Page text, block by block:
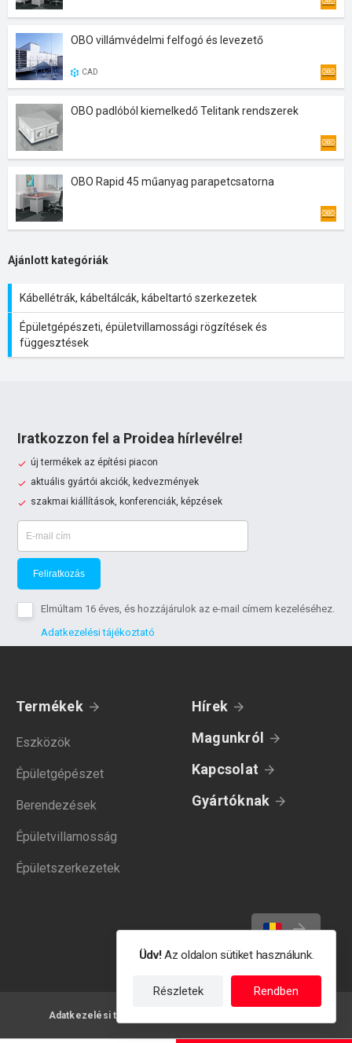
OBO villámvédelmi felfogó és levezető
CAD
OBO padlóból kiemelkedő Telitank rendszerek
OBO Rapid 45 műanyag parapetcsatorna
Ajánlott kategóriák
Kábellétrák, kábeltálcák, kábeltartó szerkezetek
Épületgépészeti, épületvillamossági rögzítések és
függesztések
Iratkozzon fel a Proidea hírlevélre!
új termékek az építési piacon
aktuális gyártói akciók, kedvezmények
szakmai kiállítások, konferenciák, képzések
Feliratkozás
Elmúltam 16 éves, és hozzájárulok az e-mail címem kezeléséhez.
Adatkezelési tájékoztató
Termékek
Eszközök
Épületgépészet
Berendezések
Épületvillamosság
Épületszerkezetek
Hírek
Magunkról
Kapcsolat
Gyártóknak
Adatkezelési tájékoztató
Üdv!Az oldalon sütiket használunk.
Részletek Rendben